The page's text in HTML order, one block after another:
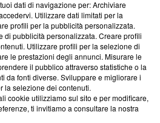
Via Carlo Frasca, 3 - 6900
0690258937
dati di navigazione per: Archiviare
Utilizzare dati limitati per la
profili per la pubblicità personalizzata.
di pubblicità personalizzata. Creare profili
Utilizzare profili per la selezione di
le prestazioni degli annunci. Misurare le
il pubblico attraverso statistiche o la
da fonti diverse. Sviluppare e migliorare i
la selezione dei contenuti.
cookie utilizziamo sul sito e per modificare,
ti invitiamo a consultare la nostra